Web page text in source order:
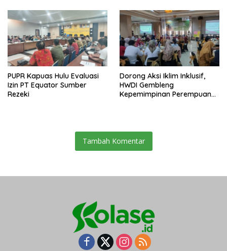
PUPR Kapuas Hulu Evaluasi
Izin PT Equator Sumber
Rezeki
Dorong Aksi Iklim Inklusif,
HWDI Gembleng
Kepemimpinan Perempuan
Tambah Komentar